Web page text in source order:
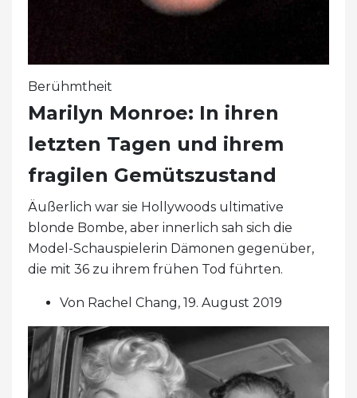
Berühmtheit
Marilyn Monroe: In ihren
letzten Tagen und ihrem
fragilen Gemütszustand
Äußerlich war sie Hollywoods ultimative
blonde Bombe, aber innerlich sah sich die
Model-Schauspielerin Dämonen gegenüber,
die mit 36 ​​zu ihrem frühen Tod führten.
Von Rachel Chang, 19. August 2019